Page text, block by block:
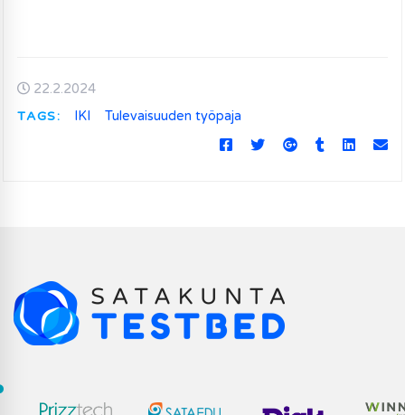
22.2.2024
TAGS:
IKI Tulevaisuuden työpaja